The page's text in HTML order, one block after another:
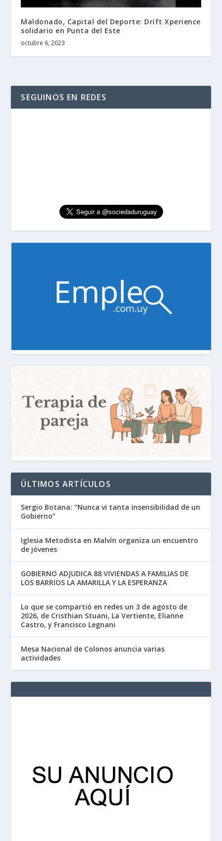
Maldonado, Capital del Deporte: Drift Xperience
solidario en Punta del Este
octubre 6, 2023
SEGUINOS EN REDES
ÚLTIMOS ARTÍCULOS
Sergio Botana: “Nunca vi tanta insensibilidad de un
Gobierno”
Iglesia Metodista en Malvín organiza un encuentro
de jóvenes
GOBIERNO ADJUDICA 88 VIVIENDAS A FAMILIAS DE
LOS BARRIOS LA AMARILLA Y LA ESPERANZA
Lo que se compartió en redes un 3 de agosto de
2026, de Cristhian Stuani, La Vertiente, Elianne
Castro, y Francisco Legnani
Mesa Nacional de Colonos anuncia varias
actividades